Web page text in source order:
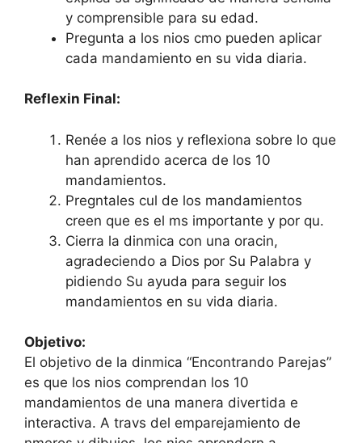
y comprensible para su edad.
Pregunta a los nios cmo pueden aplicar
cada mandamiento en su vida diaria.
Reflexin Final:
Renée a los nios y reflexiona sobre lo que
han aprendido acerca de los 10
mandamientos.
Pregntales cul de los mandamientos
creen que es el ms importante y por qu.
Cierra la dinmica con una oracin,
agradeciendo a Dios por Su Palabra y
pidiendo Su ayuda para seguir los
mandamientos en su vida diaria.
Objetivo:
El objetivo de la dinmica “Encontrando Parejas”
es que los nios comprendan los 10
mandamientos de una manera divertida e
interactiva. A travs del emparejamiento de